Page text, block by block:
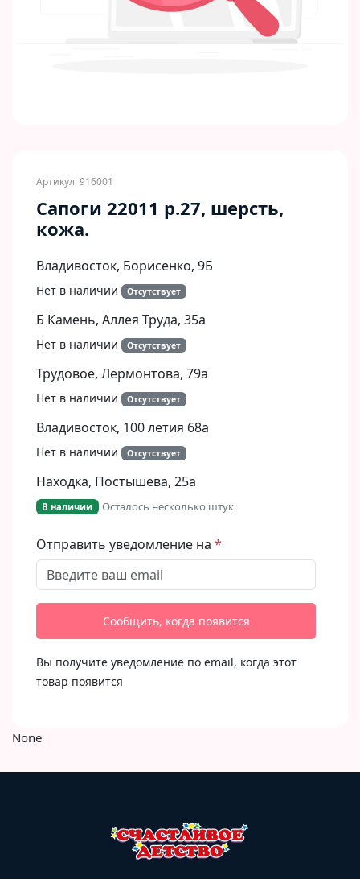
Артикул: 916001
Сапоги 22011 р.27, шерсть,
кожа.
Владивосток, Борисенко, 9Б​
Нет в наличии Отсутствует
Б Камень, Аллея Труда, 35а
Нет в наличии Отсутствует
Трудовое, Лермонтова, 79а
Нет в наличии Отсутствует
Владивосток, 100 летия 68а
Нет в наличии Отсутствует
Находка, Постышева, 25а
В наличии Осталось несколько штук
Отправить уведомление на
Сообщить, когда появится
Вы получите уведомление по email, когда этот
товар появится
None